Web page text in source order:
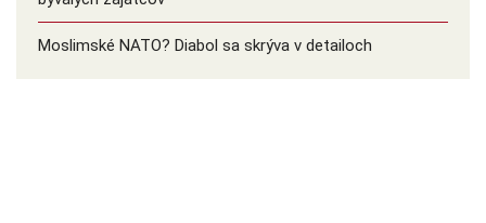
Moslimské NATO? Diabol sa skrýva v detailoch